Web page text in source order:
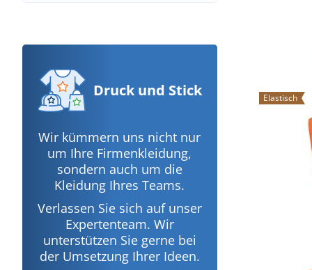
Druck und Stick
Wir kümmern uns nicht nur
um Ihre Firmenkleidung,
sondern auch um die
Kleidung Ihres Teams.
Verlassen Sie sich auf unser
Expertenteam. Wir
unterstützen Sie gerne bei
der Umsetzung Ihrer Ideen.
Elastisch